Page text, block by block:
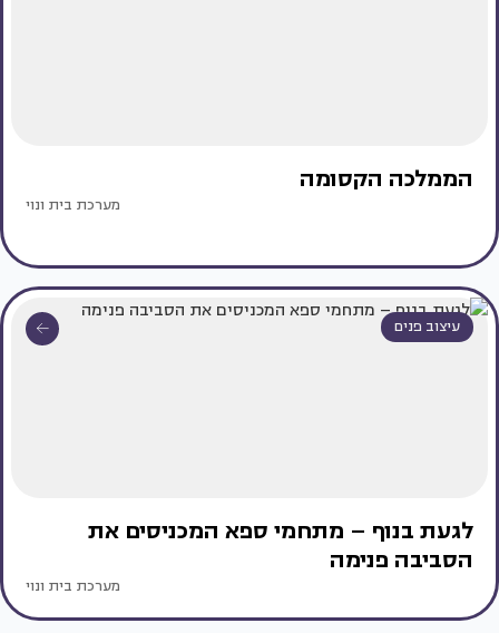
הממלכה הקסומה
מערכת בית ונוי
עיצוב פנים
לגעת בנוף – מתחמי ספא המכניסים את
הסביבה פנימה
מערכת בית ונוי